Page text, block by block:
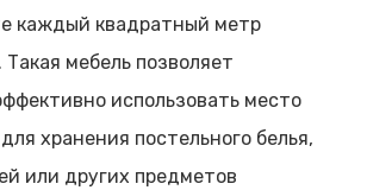
каждый квадратный метр
мебель позволяет
использовать место
хранения постельного белья,
или других предметов